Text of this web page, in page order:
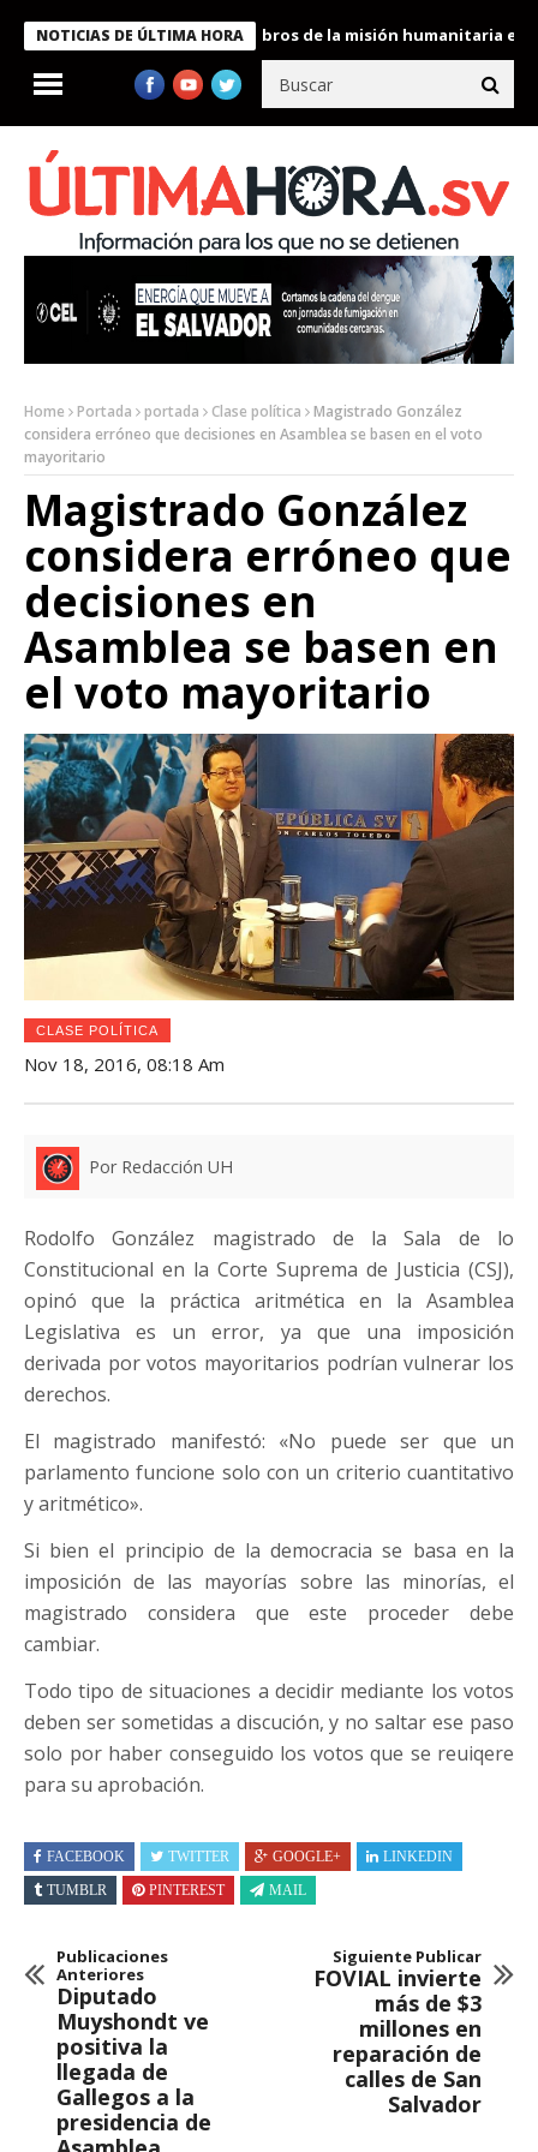
NOTICIAS DE ÚLTIMA HORA
Bukele condecora a miembros de la misión humanitaria enviada
Home Portada portada Clase política
Magistrado González
considera erróneo que decisiones en Asamblea se basen en el voto
mayoritario
Magistrado González
considera erróneo que
decisiones en
Asamblea se basen en
el voto mayoritario
CLASE POLÍTICA
Nov 18, 2016, 08:18 Am
Por Redacción UH
Rodolfo González magistrado de la Sala de lo
Constitucional en la Corte Suprema de Justicia (CSJ),
opinó que la práctica aritmética en la Asamblea
Legislativa es un error, ya que una imposición
derivada por votos mayoritarios podrían vulnerar los
derechos.
El magistrado manifestó: «No puede ser que un
parlamento funcione solo con un criterio cuantitativo
y aritmético».
Si bien el principio de la democracia se basa en la
imposición de las mayorías sobre las minorías, el
magistrado considera que este proceder debe
cambiar.
Todo tipo de situaciones a decidir mediante los votos
deben ser sometidas a discución, y no saltar ese paso
solo por haber conseguido los votos que se reuiqere
para su aprobación.
FACEBOOK TWITTER GOOGLE+
LINKEDIN
TUMBLR
PINTEREST MAIL
Publicaciones
Anteriores
Diputado
Muyshondt ve
positiva la
llegada de
Gallegos a la
presidencia de
Siguiente Publicar
FOVIAL invierte
más de $3
millones en
reparación de
calles de San
Salvador